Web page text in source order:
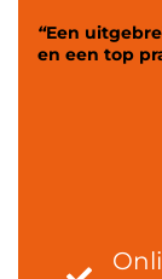
“Een
en een top